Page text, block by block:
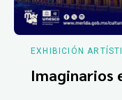
EXHIBICIÓN
Imaginarios